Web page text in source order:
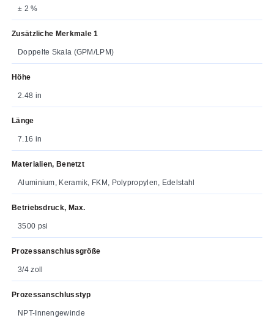
± 2 %
Zusätzliche Merkmale 1
Doppelte Skala (GPM/LPM)
Höhe
2.48 in
Länge
7.16 in
Materialien, Benetzt
Aluminium, Keramik, FKM, Polypropylen, Edelstahl
Betriebsdruck, Max.
3500 psi
Prozessanschlussgröße
3/4 zoll
Prozessanschlusstyp
NPT-Innengewinde